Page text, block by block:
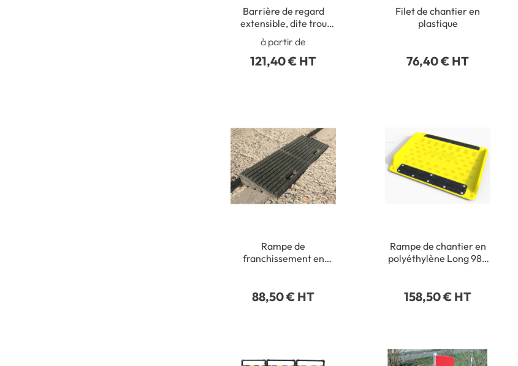
Barrière de regard
extensible, dite trou
d'homme - Acier - 1300
x 1300 mm
à partir de
121,40 € HT
Filet de chantier en
plastique
76,40 € HT
Rampe de
franchissement en
88,50 € HT
Rampe de chantier en
polyéthylène Long 985
158,50 € HT